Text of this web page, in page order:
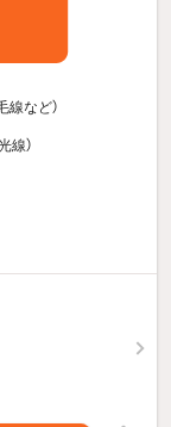
線など）
線）